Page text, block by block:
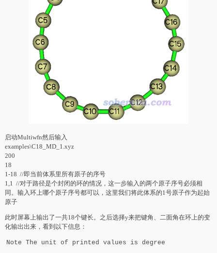
启动Multiwfn然后输入
examples\C18_MD_1.xyz
200
18
1-18 //即当前体系里所有原子的序号
1,1 //对于路径是个封闭的环的情况，这一步输入的两个原子序号必须相
同。输入环上哪个原子序号都可以，这里我们将此体系的1号原子作为起始
原子
此时屏幕上输出了一共18个键长。之后选择y来把键角、二面角在环上的变
化输出出来，看到以下信息：
Note The unit of printed values is degree